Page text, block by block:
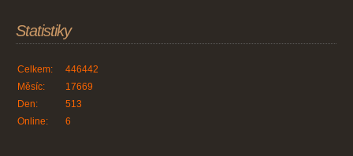
Statistiky
Online: 6
Celkem:
446442
Měsíc:
17669
Den:
513